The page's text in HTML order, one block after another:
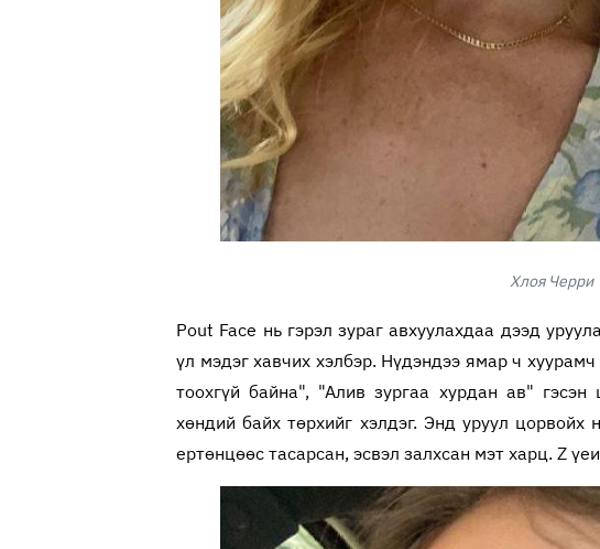
Хлоя Черри
Pout Face нь гэрэл зураг авхуулахдаа дээд
үл мэдэг хавчих хэлбэр. Нүдэндээ ямар ч
тоохгүй байна", "Алив зургаа хурдан ав" гэсэн
хөндий байх төрхийг хэлдэг. Энд уруул
ертөнцөөс тасарсан, эсвэл залхсан мэт харц. Z